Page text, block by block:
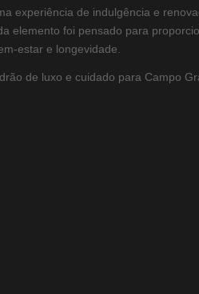
experiência de indulgência e
elemento foi pensado para
estar e longevidade.
de luxo e cuidado para Campo